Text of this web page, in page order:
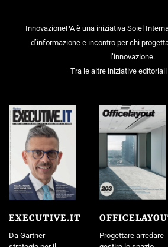
InnovazionePA è una iniziativa Soiel
d’informazione e incontro per chi
l’innovazione.
Tra le altre iniziative
EXECUTIVE.IT
Da Gartner
Progettare arredare